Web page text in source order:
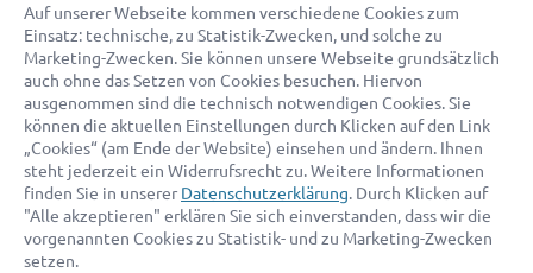
© 2026 advocado - einfach online den passenden Rechtsanwalt finden
Auszeichnungen:
Auf unserer Webseite kommen verschiedene Cookies zum
Einsatz: technische, zu Statistik-Zwecken, und solche zu
Marketing-Zwecken. Sie können unsere Webseite grundsätzlich
auch ohne das Setzen von Cookies besuchen. Hiervon
ausgenommen sind die technisch notwendigen Cookies. Sie
können die aktuellen Einstellungen durch Klicken auf den Link
„Cookies“ (am Ende der Website) einsehen und ändern. Ihnen
steht jederzeit ein Widerrufsrecht zu. Weitere Informationen
finden Sie in unserer Datenschutzerklärung. Durch Klicken auf
"Alle akzeptieren" erklären Sie sich einverstanden, dass wir die
vorgenannten Cookies zu Statistik- und zu Marketing-Zwecken
setzen.